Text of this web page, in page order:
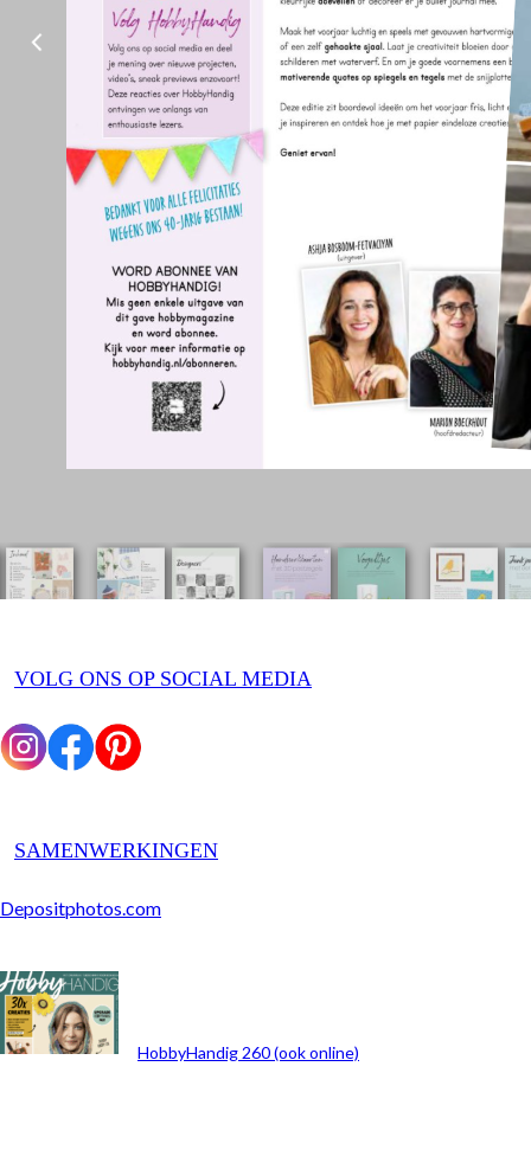
VOLG ONS OP SOCIAL MEDIA
SAMENWERKINGEN
Depositphotos.com
ARCHIEF
HobbyHandig 260 (ook online)